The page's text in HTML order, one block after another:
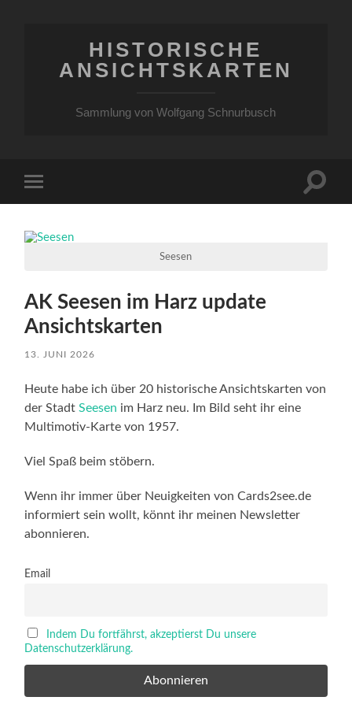
HISTORISCHE
ANSICHTSKARTEN
Sammlung von Wolfgang Schnurbusch
Menü
Seesen
AK Seesen im Harz update
Ansichtskarten
13. JUNI 2026
Heute habe ich über 20 historische Ansichtskarten von
der StadtSeesen im Harz neu. Im Bild seht ihr eine
Multimotiv-Karte von 1957.
Viel Spaß beim stöbern.
Wenn ihr immer über Neuigkeiten von Cards2see.de
informiert sein wollt, könnt ihr meinen Newsletter
abonnieren.
Email
Indem Du fortfährst, akzeptierst Du unsere
Datenschutzerklärung.